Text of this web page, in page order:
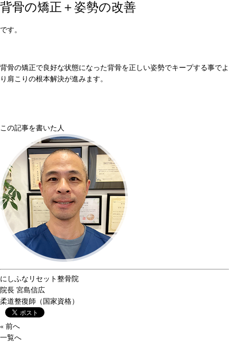
背骨の矯正＋姿勢の改善
です。
背骨の矯正で良好な状態になった背骨を正しい姿勢でキープする事でよ
り肩こりの根本解決が進みます。
この記事を書いた人
にしふなリセット整骨院
院長 宮島信広
柔道整復師（国家資格）
« 前へ
一覧へ